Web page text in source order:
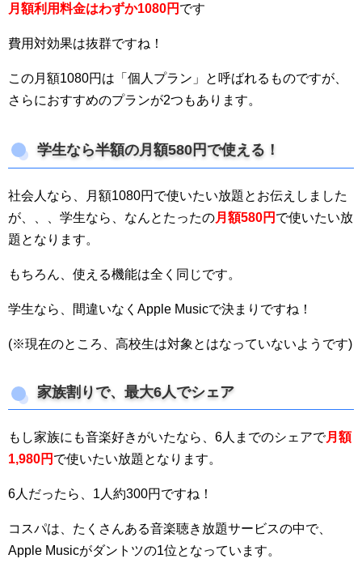
月額利用料金はわずか1080円 です
費用対効果は抜群ですね！
この月額1080円は「個人プラン」と呼ばれるものですが、
さらにおすすめのプランが2つもあります。
学生なら半額の月額580円で使える！
社会人なら、月額1080円で使いたい放題とお伝えしました
が、、、学生なら、なんとたったの月額580円 で使いたい放
題となります。
もちろん、使える機能は全く同じです。
学生なら、間違いなくApple Musicで決まりですね！
(※現在のところ、高校生は対象とはなっていないようです)
家族割りで、最大6人でシェア
もし家族にも音楽好きがいたなら、6人までのシェアで月額
1,980円 で使いたい放題となります。
6人だったら、1人約300円ですね！
コスパは、たくさんある音楽聴き放題サービスの中で、
Apple Musicがダントツの1位となっています。